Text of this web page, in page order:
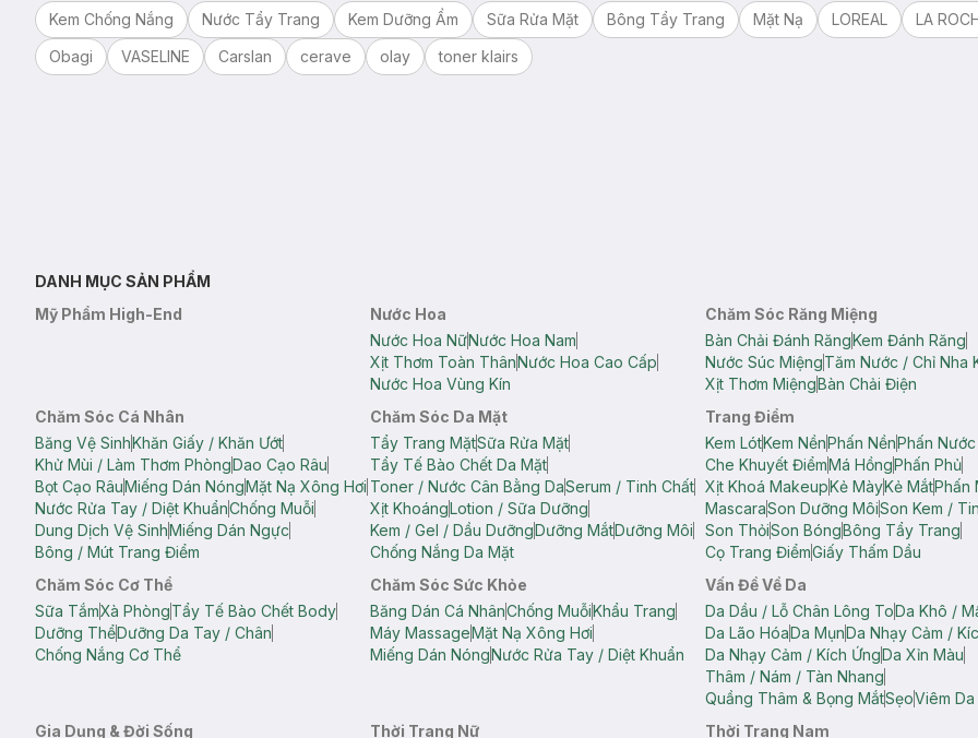
Kem Chống Nắng Nước Tẩy Trang Kem Dưỡng Ẩm Sữa Rửa Mặt Bông Tẩy Trang Mặt Nạ LOREAL
LA
Obagi
VASELINE Carslan cerave olay toner klairs
DANH MỤC SẢN PHẨM
Mỹ Phẩm High-End
Nước Hoa
Nước Hoa NữNước Hoa Nam
Xịt Thơm Toàn ThânNước Hoa Cao Cấp
Nước Hoa Vùng Kín
Chăm Sóc Răng Miệng
Bàn Chải Đánh RăngKem Đánh Răng
Nước Súc MiệngTăm Nước / Chỉ Nha
Xịt Thơm MiệngBàn Chải Điện
Chăm Sóc Cá Nhân
Băng Vệ SinhKhăn Giấy / Khăn Ướt
Khử Mùi / Làm Thơm PhòngDao Cạo Râu
Bọt Cạo RâuMiếng Dán NóngMặt Nạ Xông Hơi
Nước Rửa Tay / Diệt KhuẩnChống Muỗi
Dung Dịch Vệ SinhMiếng Dán Ngực
Bông / Mút Trang Điểm
Chăm Sóc Da Mặt
Tẩy Trang MặtSữa Rửa Mặt
Tẩy Tế Bào Chết Da Mặt
Toner / Nước Cân Bằng DaSerum / Tinh Chất
Xịt KhoángLotion / Sữa Dưỡng
Kem / Gel / Dầu DưỡngDưỡng MắtDưỡng Môi
Chống Nắng Da Mặt
Trang Điểm
Kem LótKem NềnPhấn NềnPhấn
Che Khuyết ĐiểmMá HồngPhấn Phủ
Xịt Khoá MakeupKẻ MàyKẻ MắtPhấn
MascaraSon Dưỡng MôiSon Kem /
Son ThỏiSon BóngBông Tẩy Trang
Cọ Trang ĐiểmGiấy Thấm Dầu
Chăm Sóc Cơ Thể
Sữa TắmXà PhòngTẩy Tế Bào Chết Body
Dưỡng ThểDưỡng Da Tay / Chân
Chống Nắng Cơ Thể
Chăm Sóc Sức Khỏe
Băng Dán Cá NhânChống MuỗiKhẩu Trang
Máy MassageMặt Nạ Xông Hơi
Miếng Dán NóngNước Rửa Tay / Diệt Khuẩn
Vấn Đề Về Da
Da Dầu / Lỗ Chân Lông ToDa Khô /
Da Lão HóaDa MụnDa Nhạy Cảm /
Da Nhạy Cảm / Kích ỨngDa Xỉn Màu
Thâm / Nám / Tàn Nhang
Quầng Thâm & Bọng MắtSẹoViêm
Gia Dụng & Đời Sống
Thời Trang Nữ Thời Trang Nam